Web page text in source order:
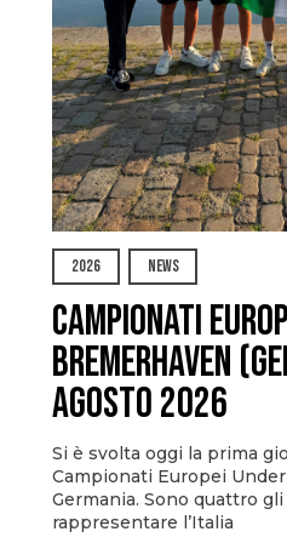
2026
NEWS
Campionati
Bremerhaven
agosto 2026
Si è svolta oggi la prima
Campionati Europei
Germania. Sono quattro
rappresentare l’Italia